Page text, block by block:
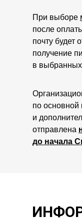
по основной
и
отправлена
до начала
При выборе
после
почту будет
получение
в